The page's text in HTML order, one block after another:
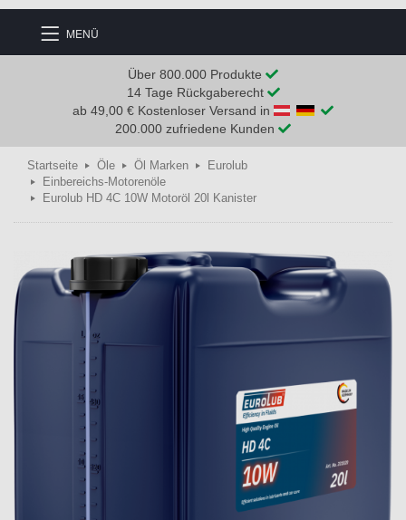
MENÜ
Über 800.000 Produkte
14 Tage Rückgaberecht
ab 49,00 € Kostenloser Versand in
200.000 zufriedene Kunden
Startseite Öle Öl Marken
Eurolub
Einbereichs-Motorenöle
Eurolub HD 4C 10W Motoröl 20l Kanister